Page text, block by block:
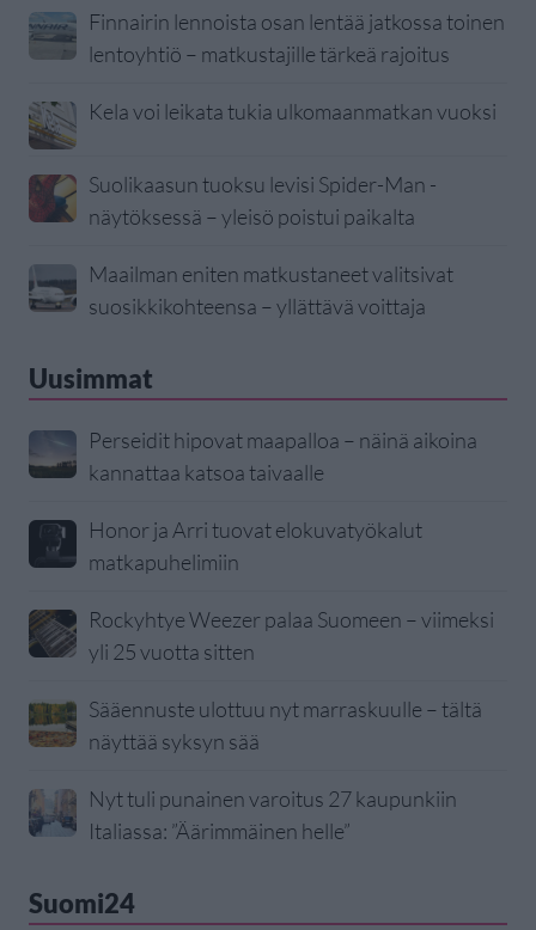
Finnairin lennoista osan lentää jatkossa toinen
lentoyhtiö – matkustajille tärkeä rajoitus
Kela voi leikata tukia ulkomaanmatkan vuoksi
Suolikaasun tuoksu levisi Spider-Man -
näytöksessä – yleisö poistui paikalta
Maailman eniten matkustaneet valitsivat
suosikkikohteensa – yllättävä voittaja
Uusimmat
Perseidit hipovat maapalloa – näinä aikoina
kannattaa katsoa taivaalle
Honor ja Arri tuovat elokuvatyökalut
matkapuhelimiin
Rockyhtye Weezer palaa Suomeen – viimeksi
yli 25 vuotta sitten
Sääennuste ulottuu nyt marraskuulle – tältä
näyttää syksyn sää
Nyt tuli punainen varoitus 27 kaupunkiin
Italiassa: ”Äärimmäinen helle”
Suomi24